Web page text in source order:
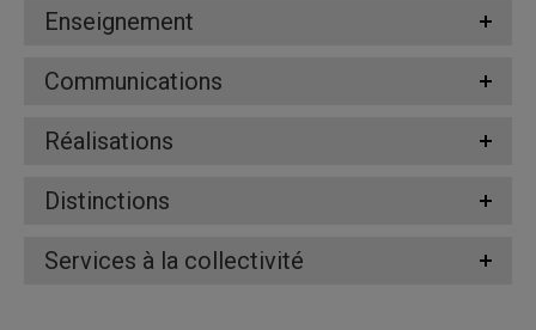
Enseignement
Communications
Réalisations
Distinctions
Services à la collectivité